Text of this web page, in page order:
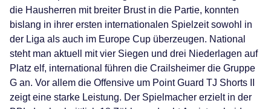
die Hausherren mit breiter Brust in die Partie, konnten
bislang in ihrer ersten internationalen Spielzeit sowohl in
der Liga als auch im Europe Cup überzeugen. National
steht man aktuell mit vier Siegen und drei Niederlagen auf
Platz elf, international führen die Crailsheimer die Gruppe
G an. Vor allem die Offensive um Point Guard TJ Shorts II
zeigt eine starke Leistung. Der Spielmacher erzielt in der